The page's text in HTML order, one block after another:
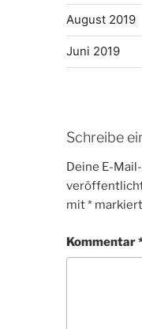
August 2019
Juni 2019
Schreibe
Deine E-
mit* markiert
Kommentar